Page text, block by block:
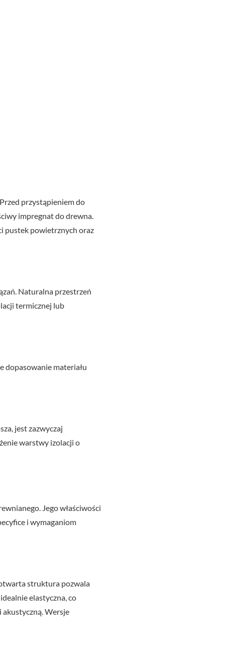
przystąpieniem do
impregnat do drewna.
pustek powietrznych oraz
Naturalna przestrzeń
termicznej lub
dopasowanie materiału
jest zazwyczaj
warstwy izolacji o
Jego właściwości
i wymaganiom
struktura pozwala
elastyczna, co
akustyczną. Wersje